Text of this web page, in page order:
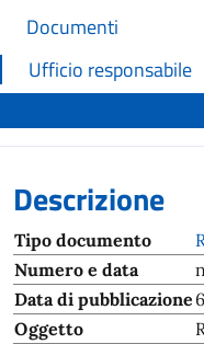
Documenti
Ufficio responsabile
Descrizione
Tipo documento
Numero e data
Data di pubblicazione
Oggetto